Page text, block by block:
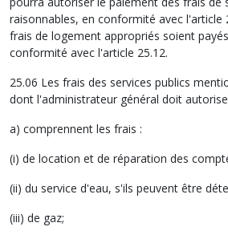
raisonnables, en conformité avec l'article
frais de logement appropriés soient
conformité avec l'article 25.12.
25.06 Les frais des services publics
dont l'administrateur général doit
a) comprennent les frais :
(i) de location et de réparation des
(ii) du service d'eau, s'ils peuvent être
(iii) de gaz;